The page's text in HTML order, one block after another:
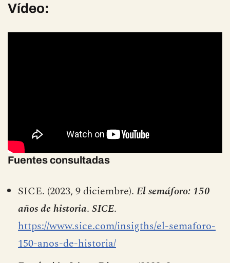
Vídeo:
Fuentes consultadas
SICE. (2023, 9 diciembre). El semáforo: 150
años de historia. SICE.
https://www.sice.com/insigths/el-semaforo-
150-anos-de-historia/